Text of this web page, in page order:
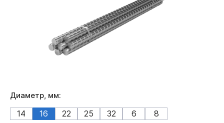
Диаметр, мм:
14 16 22 25 32 6 8